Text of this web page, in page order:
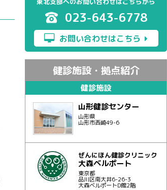
023-643-6778
お問い合わせはこちら
健診施設・拠点紹介
健診施設
山形健診センター
山形県
山形市西崎49-6
ぜんにほん健診クリニック
大森ベルポート
東京都
品川区南大井6-26-3
大森ベルポートD館2階